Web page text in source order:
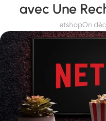
avec Une
etshopOn